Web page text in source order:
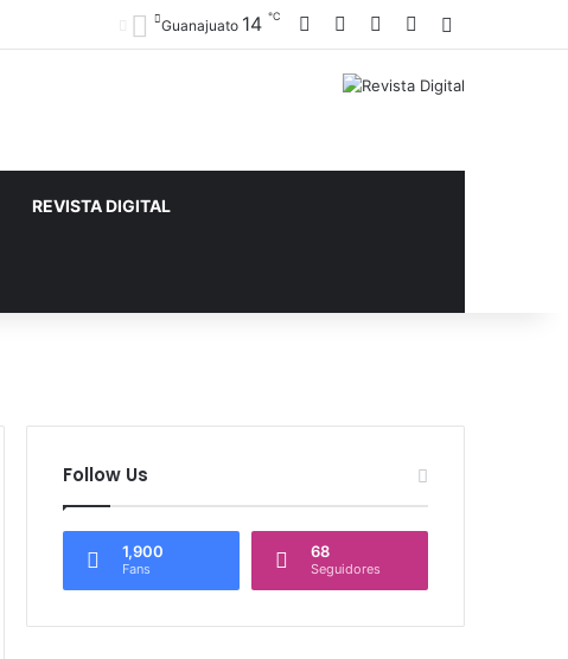
Guanajuato 14 ℃ Facebook YouTubeInstagram
REVISTA DIGITAL
Follow Us
1,900
Fans
68
Seguidores